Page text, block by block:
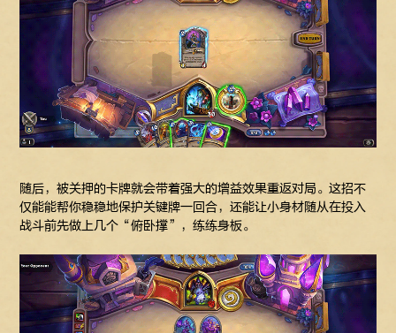
随后，被关押的卡牌就会带着强大的增益效果重返对局。这招不
仅能能帮你稳稳地保护关键牌一回合，还能让小身材随从在投入
战斗前先做上几个“俯卧撑”，练练身板。